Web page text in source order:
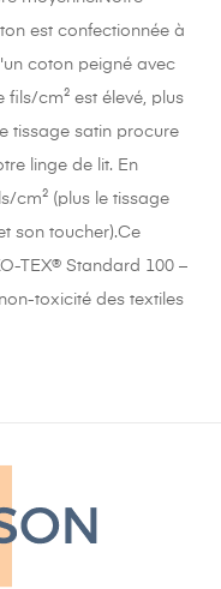
est confectionnée à
coton peigné avec
fils/cm² est élevé, plus
tissage satin procure
linge de lit. En
cm² (plus le tissage
son toucher).Ce
TEX® Standard 100 –
toxicité des textiles